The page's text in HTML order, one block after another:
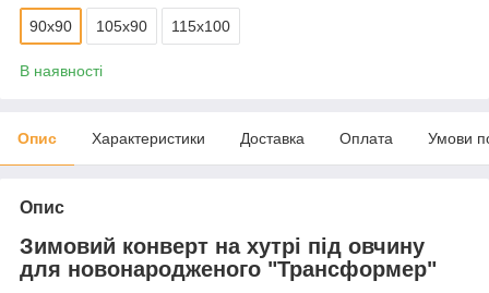
90х90 105х90 115х100
В наявності
Опис Характеристики Доставка Оплата Умови
Опис
Зимовий конверт на хутрі під овчину
для новонародженого "Трансформер"